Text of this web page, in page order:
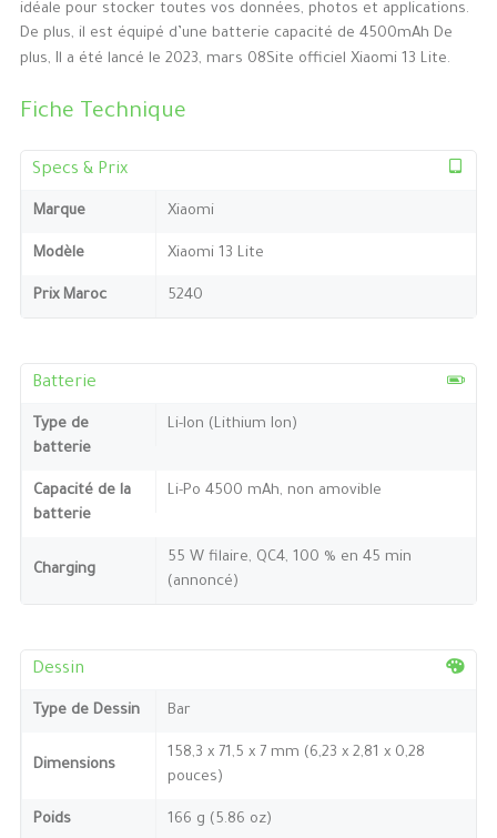
idéale pour stocker toutes vos données, photos et applications.
De plus, il est équipé d’une batterie capacité de 4500mAh De
plus, Il a été lancé le 2023, mars 08Site officiel Xiaomi 13 Lite.
Fiche Technique
Specs & Prix
Marque Xiaomi
Modèle Xiaomi 13 Lite
Prix Maroc 5240
Batterie
Type de
batterie
Li-Ion (Lithium Ion)
Capacité de la
batterie
Li-Po 4500 mAh, non amovible
Charging
55 W filaire, QC4, 100 % en 45 min
(annoncé)
Dessin
Type de Dessin Bar
Dimensions
158,3 x 71,5 x 7 mm (6,23 x 2,81 x 0,28
pouces)
Poids 166 g (5.86 oz)